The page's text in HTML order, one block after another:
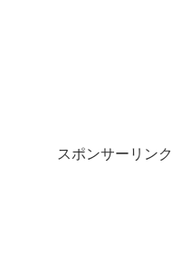
スポンサーリンク